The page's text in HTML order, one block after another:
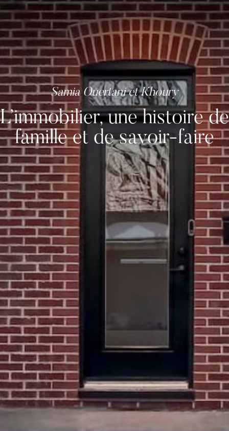
L’immobilier, une histoire de
famille et de savoir-faire